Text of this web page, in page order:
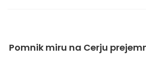
Pomnik miru na Cerju